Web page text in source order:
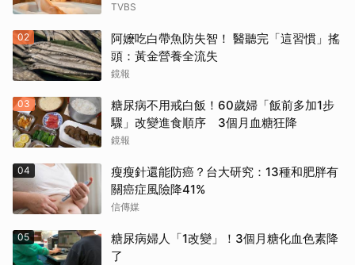
TVBS
02
阿嬤吃白帶魚防失智！ 醫聽完「這習慣」搖
頭：黃金營養全流失
鏡報
03
糖尿病不用戒白飯！60歲婦「飯前多加1步
驟」改變進食順序 3個月血糖狂降
鏡報
04
瘦瘦針還能防癌？台大研究：13種和肥胖有
關癌症風險降41%
信傳媒
05
糖尿病婦人「1改變」！3個月糖化血色素降
了